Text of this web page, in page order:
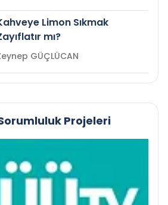
Limon Sıkmak
mı?
Zeynep GÜÇLÜCAN
Projeleri